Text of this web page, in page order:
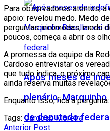
Após meses de
plenário,
de deputado federal
Para observadores atentos,
apoio: revelou medo. Medo
perguntas incômodas, medo
poucos, começa a abrir os
A promessa da equipe da
Cardoso entrevistar os
que tudo indica, o próximo
ainda reserva muitas
Enquanto isso, fica a
Tags: Cardoso Moreira
Anterior Post